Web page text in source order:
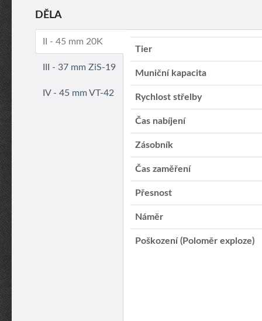
DĚLA
II - 45 mm 20K
III - 37 mm ZiS-19
IV - 45 mm VT-42
Tier
Muniční kapacita
Rychlost střelby
Čas nabíjení
Zásobník
Čas zaměření
Přesnost
Náměr
Poškození (Poloměr exploze)